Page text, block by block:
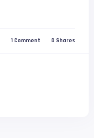
1 Comment 0 Shares